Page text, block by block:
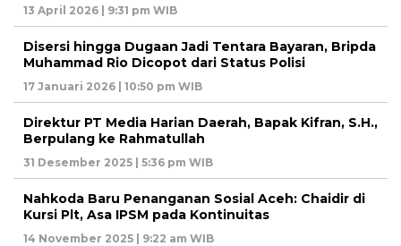
13 April 2026 | 9:31 pm WIB
Disersi hingga Dugaan Jadi Tentara Bayaran, Bripda
Muhammad Rio Dicopot dari Status Polisi
17 Januari 2026 | 10:50 pm WIB
Direktur PT Media Harian Daerah, Bapak Kifran, S.H.,
Berpulang ke Rahmatullah
31 Desember 2025 | 5:36 pm WIB
Nahkoda Baru Penanganan Sosial Aceh: Chaidir di
Kursi Plt, Asa IPSM pada Kontinuitas
14 November 2025 | 9:22 am WIB